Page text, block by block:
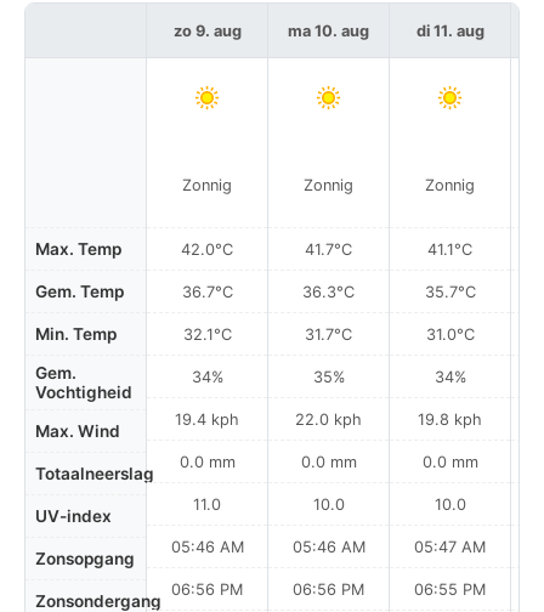
Max. Temp
Gem. Temp
Min. Temp
Gem.
Vochtigheid
Max. Wind
Totaalneerslag
UV-index
Zonsopgang
Zonsondergang
zo 9. aug
Zonnig
42.0°C
36.7°C
32.1°C
34%
19.4 kph
0.0 mm
11.0
05:46 AM
06:56 PM
ma 10. aug
Zonnig
41.7°C
36.3°C
31.7°C
35%
22.0 kph
0.0 mm
10.0
05:46 AM
06:56 PM
di 11. aug
Zonnig
41.1°C
35.7°C
31.0°C
34%
19.8 kph
0.0 mm
10.0
05:47 AM
06:55 PM